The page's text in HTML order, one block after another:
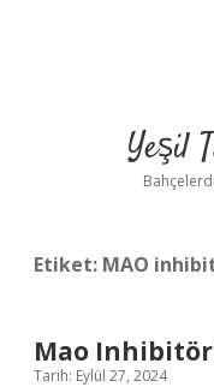
Yeşil
Etiket: MAO
Mao
Tarih: Eylül 27, 2024